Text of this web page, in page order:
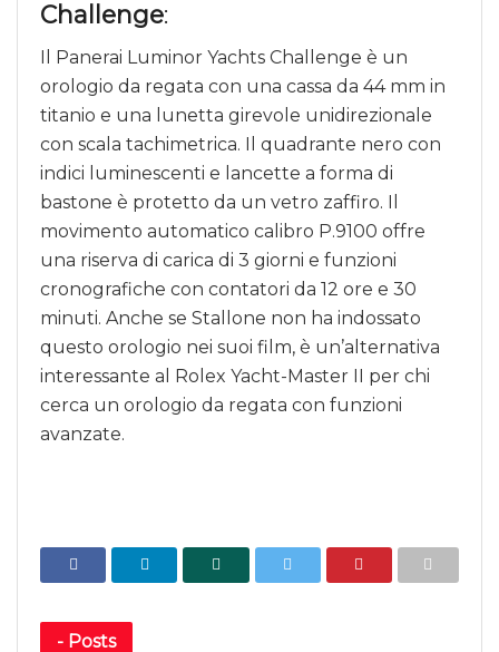
Challenge:
Il Panerai Luminor Yachts Challenge è un
orologio da regata con una cassa da 44 mm in
titanio e una lunetta girevole unidirezionale
con scala tachimetrica. Il quadrante nero con
indici luminescenti e lancette a forma di
bastone è protetto da un vetro zaffiro. Il
movimento automatico calibro P.9100 offre
una riserva di carica di 3 giorni e funzioni
cronografiche con contatori da 12 ore e 30
minuti. Anche se Stallone non ha indossato
questo orologio nei suoi film, è un’alternativa
interessante al Rolex Yacht-Master II per chi
cerca un orologio da regata con funzioni
avanzate.
- Posts